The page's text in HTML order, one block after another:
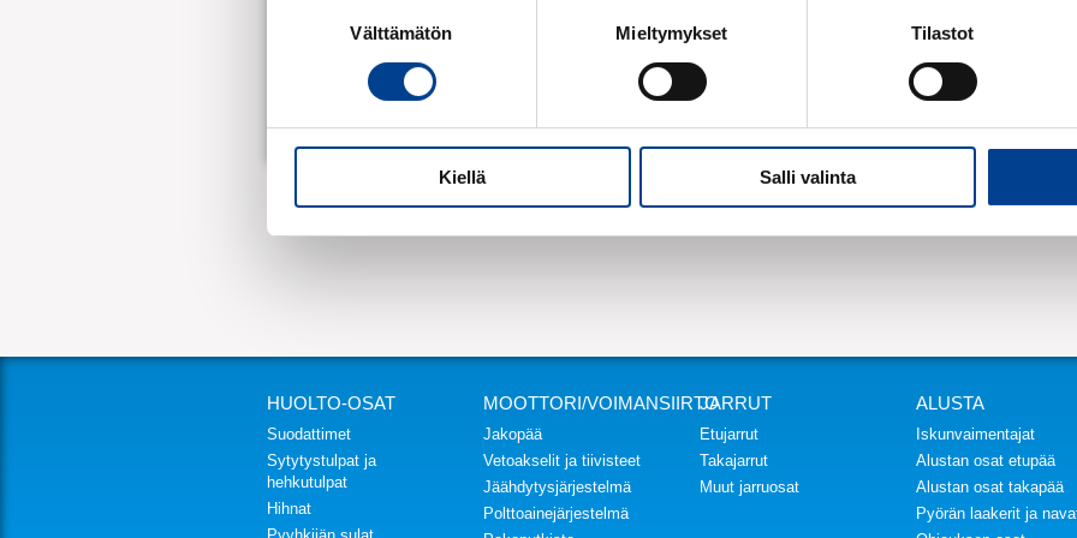
Välttämätön Mieltymykset Tilastot
Kiellä Salli valinta
HUOLTO-OSAT
Suodattimet
Sytytystulpat ja
hehkutulpat
Hihnat
MOOTTORI/VOIMANSIIRTO
Jakopää
Vetoakselit ja tiivisteet
Jäähdytysjärjestelmä
Polttoainejärjestelmä
JARRUT
Etujarrut
Takajarrut
Muut jarruosat
ALUSTA
Iskunvaimentajat
Alustan osat etupää
Alustan osat takapää
Pyörän laakerit ja